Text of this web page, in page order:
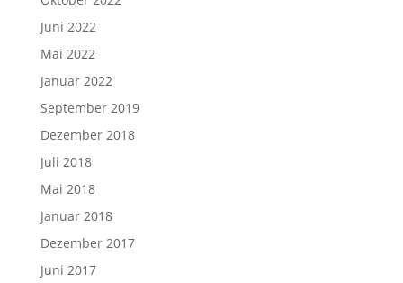
Juni 2022
Mai 2022
Januar 2022
September 2019
Dezember 2018
Juli 2018
Mai 2018
Januar 2018
Dezember 2017
Juni 2017